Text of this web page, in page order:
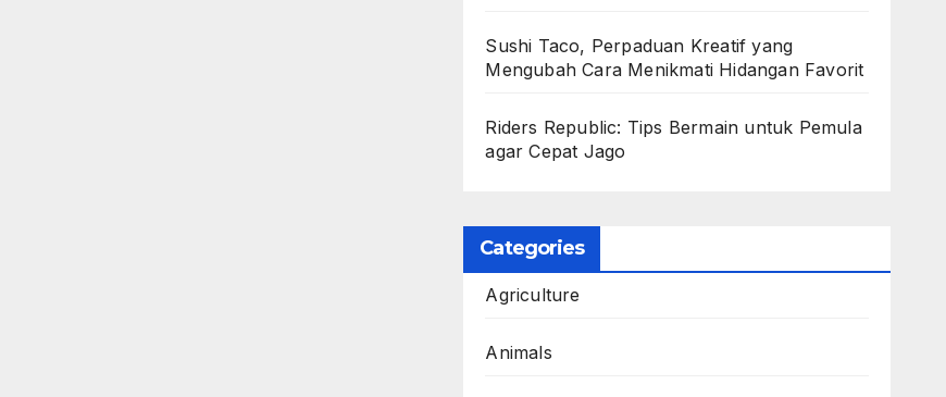
Sushi Taco, Perpaduan Kreatif yang
Mengubah Cara Menikmati Hidangan Favorit
Riders Republic: Tips Bermain untuk Pemula
agar Cepat Jago
Categories
Agriculture
Animals